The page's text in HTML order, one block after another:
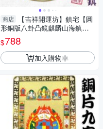
商店
【吉祥開運坊】鎮宅【圓
形銅版八卦凸鏡麒麟山海鎮中
型 化屋外煞氣 化壁刀路沖天斬
煞】開光
$788
加入購物車